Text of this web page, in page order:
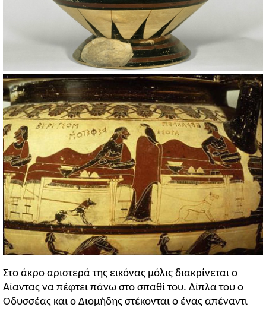
Στο άκρο αριστερά της εικόνας μόλις διακρίνεται ο
Αίαντας να πέφτει πάνω στο σπαθί του. Δίπλα του ο
Οδυσσέας και ο Διομήδης στέκονται ο ένας απέναντι